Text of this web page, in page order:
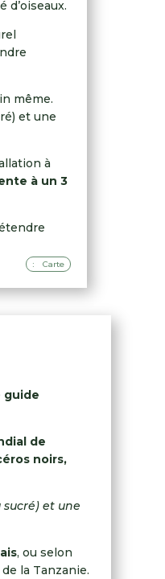
d’oiseaux.
même.
et une
à
à un 3
Carte
guide
de
noirs,
et une
, ou selon
la Tanzanie.